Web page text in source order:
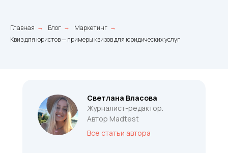
Главная → Блог → Маркетинг →
Квиз для юристов — примеры квизов для юридических услуг
Светлана Власова
Журналист-редактор.
Автор Madtest
Все статьи автора